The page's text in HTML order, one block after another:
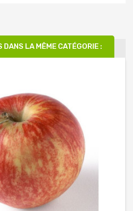
LA MÊME CATÉGORIE :